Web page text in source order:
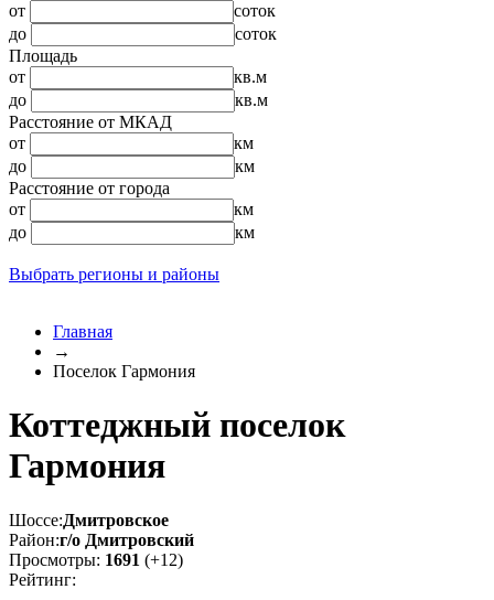
от
соток
до
соток
Площадь
от
кв.м
до
кв.м
Расстояние от МКАД
от
км
до
км
Расстояние от города
от
км
до
км
Выбрать регионы и районы
Главная
→
Поселок Гармония
Коттеджный поселок
Гармония
Шоссе:Дмитровское
Район:г/о Дмитровский
Просмотры: 1691 (+12)
Рейтинг: